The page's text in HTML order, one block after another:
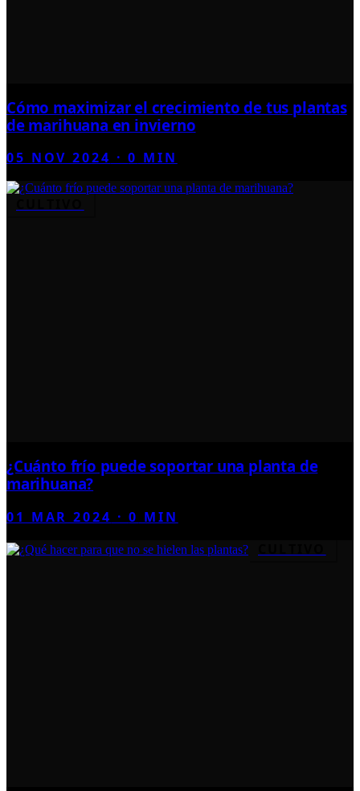
Cómo maximizar el crecimiento de tus plantas
de marihuana en invierno
05 NOV 2024 ·0 MIN
¿Cuánto frío puede soportar una planta de
marihuana?
01 MAR 2024 ·0 MIN